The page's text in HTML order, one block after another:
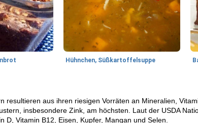
Hühnchen, Süßkartoffelsuppe
resultieren aus ihren riesigen Vorräten an Mineralien,
insbesondere Zink, am höchsten. Laut der USDA
Vitamin B12, Eisen, Kupfer, Mangan und Selen.